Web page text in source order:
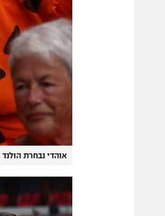
אוהדי נבחרת הולנד